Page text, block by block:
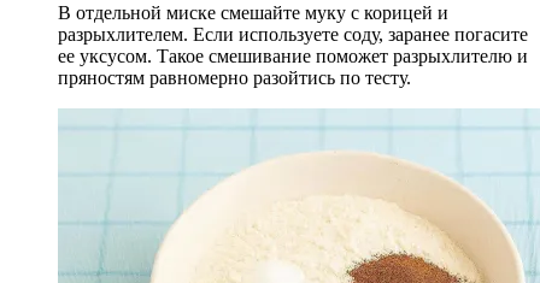
В отдельной миске смешайте муку с корицей и
разрыхлителем. Если используете соду, заранее погасите
ее уксусом. Такое смешивание поможет разрыхлителю и
пряностям равномерно разойтись по тесту.